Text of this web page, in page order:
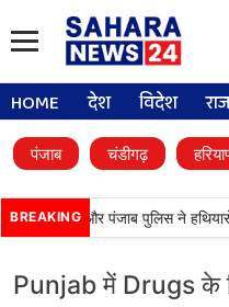
HOME देश विदेश
पंजाब चंडीगढ़
BREAKING
BSF और पंजाब पुलिस ने हथियारों
Punjab में Drugs के